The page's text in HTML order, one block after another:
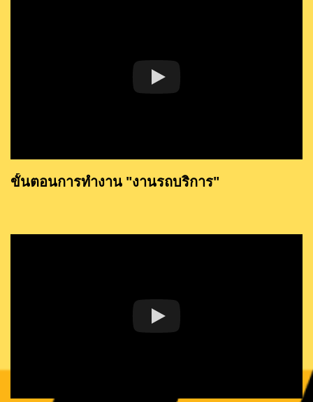
ขั้นตอนการทำงาน "งานรถบริการ"